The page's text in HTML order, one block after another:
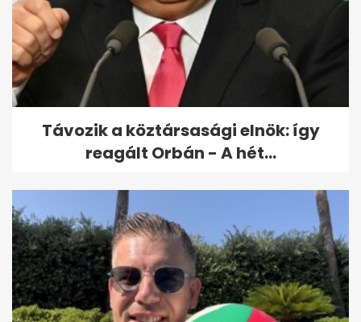
A nap képét a rendőrségnek
köszönhetjük: rémült őzgida...
Távozik a köztársasági elnök: így
reagált Orbán - A hét...